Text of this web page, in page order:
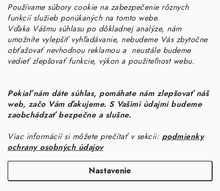
Používame súbory cookie na zabezpečenie rôznych
funkcií služieb ponúkaných na tomto webe.
Vďaka Vášmu súhlasu po dôkladnej analýze, nám
umožníte vylepšiť vyhľadávanie, nebudeme Vás zbytočne
obťažovať nevhodnou reklamou a neustále budeme
vedieť zlepšovať funkcie, výkon a použiteľnost webu.
Pokiaľ nám dáte súhlas, pomáhate nám zlepšovať náš
web, začo Vám ďakujeme. S Vašimi údajmi budeme
zaobchádzať bezpečne a slušne.
Viac informácií si môžete prečítať v sekcii: podmienky
ochrany osobných údajov
Nastavenie
objednavky@kurin.sk
0950456469
Informácie pre vás
Náš príbeh od začiatku
Doprava
Facebook